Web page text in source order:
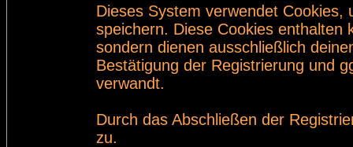
Dieses System verwendet
speichern. Diese Cookies enthalten
sondern dienen ausschließlich
Bestätigung der Registrierung und
verwandt.
Durch das Abschließen der
zu.